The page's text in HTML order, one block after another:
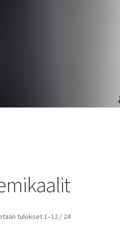
tulokset 1–12 / 24